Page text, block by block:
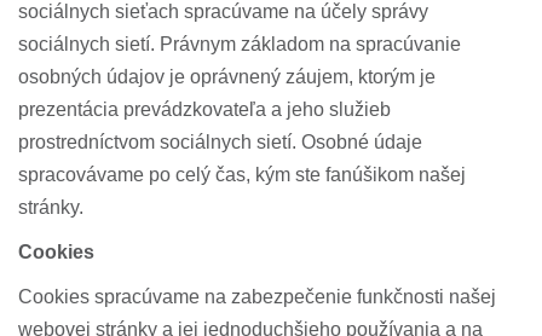
sociálnych sieťach spracúvame na účely správy
sociálnych sietí. Právnym základom na spracúvanie
osobných údajov je oprávnený záujem, ktorým je
prezentácia prevádzkovateľa a jeho služieb
prostredníctvom sociálnych sietí. Osobné údaje
spracovávame po celý čas, kým ste fanúšikom našej
stránky.
Cookies
Cookies spracúvame na zabezpečenie funkčnosti našej
webovej stránky a jej jednoduchšieho používania a na